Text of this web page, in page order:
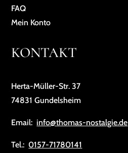
FAQ
Mein Konto
KONTAKT
Herta-Müller-Str. 37
74831 Gundelsheim
Email: info@thomas-nostalgie.de
Tel.: 0157-71780141